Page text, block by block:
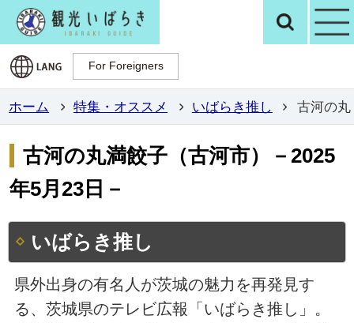
観光いばらき検
For Foreigners
For Foreigners
ホーム 特集・オススメ いばらき推し 古河の丸
古河の丸満餃子（古河市）－2025
年5月23日－
いばらき推し
県外出身の有名人が茨城の魅力を再発見す
る、茨城県のテレビ広報「いばらき推し」。